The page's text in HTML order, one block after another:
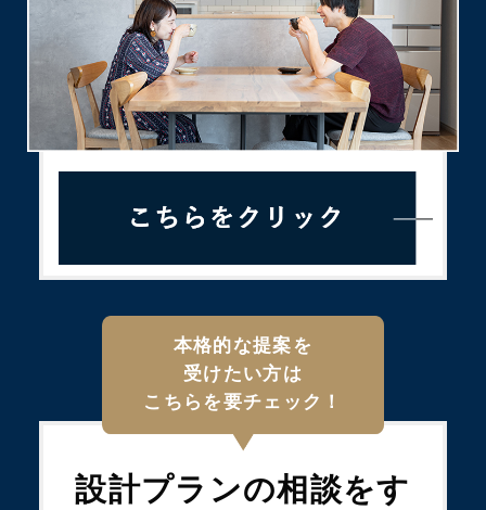
本格的な提案を
受けたい方は
こちらを要チェック！
設計プランの相談をす